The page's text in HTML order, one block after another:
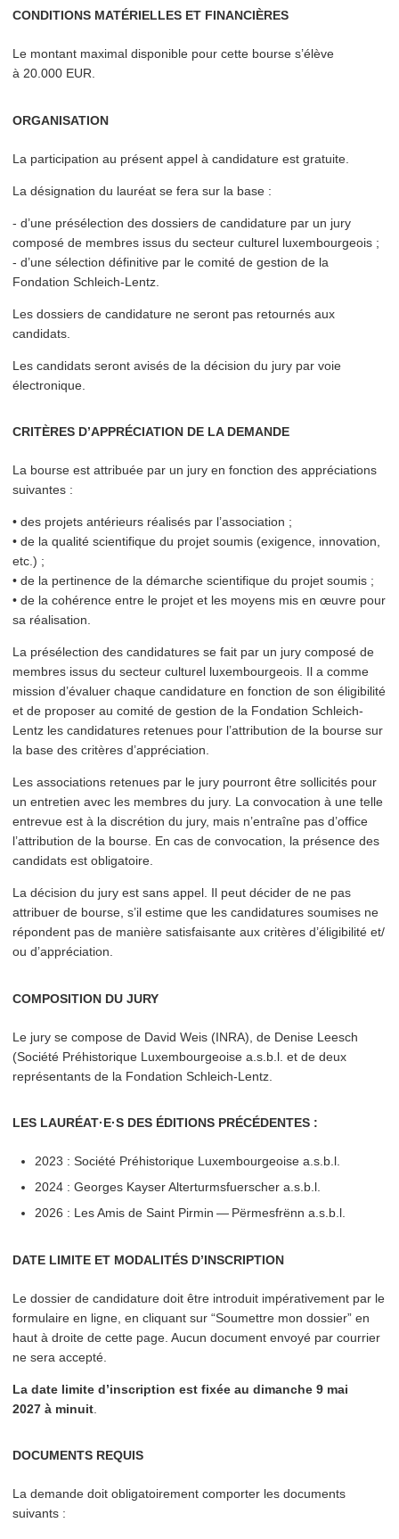
CONDITIONS MATÉRIELLES ET FINANCIÈRES
Le montant maximal disponible pour cette bourse s’élève
à 20.000 EUR.
ORGANISATION
La par­tic­i­pa­tion au présent appel à candidature est gratuite.
La désignation du lauréat se fera sur la base :
- d’une présélec­tion des dossiers de candidature par un jury
composé de membres issus du secteur culturel lux­em­bour­geois ;
- d’une sélection définitive par le comité de gestion de la
Fondation Schleich-Lentz.
Les dossiers de candidature ne seront pas retournés aux
candidats.
Les candidats seront avisés de la décision du jury par voie
électronique.
CRITÈRES D’APPRÉCIATION DE LA DEMANDE
La bourse est attribuée par un jury en fonction des appréciations
suivantes :
• des projets antérieurs réalisés par l’as­so­ci­a­tion ;
• de la qualité sci­en­tifique du projet soumis (exigence, innovation,
etc.) ;
• de la pertinence de la démarche sci­en­tifique du projet soumis ;
• de la cohérence entre le projet et les moyens mis en œuvre pour
sa réalisation.
La présélec­tion des can­di­da­tures se fait par un jury composé de
membres issus du secteur culturel lux­em­bour­geois. Il a comme
mission d’évaluer chaque candidature en fonction de son éligibilité
et de proposer au comité de gestion de la Fondation Schleich-
Lentz les can­di­da­tures retenues pour l’at­tri­bu­tion de la bourse sur
la base des critères d’appréciation.
Les asso­ci­a­tions retenues par le jury pourront être sollicités pour
un entretien avec les membres du jury. La convocation à une telle
entrevue est à la discrétion du jury, mais n’entraîne pas d’office
l’at­tri­bu­tion de la bourse. En cas de convocation, la présence des
candidats est obligatoire.
La décision du jury est sans appel. Il peut décider de ne pas
attribuer de bourse, s’il estime que les can­di­da­tures soumises ne
répondent pas de manière sat­is­faisante aux critères d’éli­gi­bil­ité et/​
ou d’appréciation.
COMPOSITION DU JURY
Le jury se compose de David Weis (INRA), de Denise Leesch
(Société Préhis­torique Lux­em­bour­geoise a.s.b.l. et de deux
représen­tants de la Fondation Schleich-Lentz.
LES LAURÉAT·E·S DES ÉDITIONS PRÉCÉDENTES :
2023 : Société Préhis­torique Lux­em­bour­geoise a.s.b.l.
2024 : Georges Kayser Alter­turms­fuer­sch­er a.s.b.l.
2026 : Les Amis de Saint Pirmin — Përmesfrënn a.s.b.l.
DATE LIMITE ET MODALITÉS D’INSCRIPTION
Le dossier de candidature doit être introduit impéra­tive­ment par le
formulaire en ligne, en cliquant sur “Soumettre mon dossier” en
haut à droite de cette page. Aucun document envoyé par courrier
ne sera accepté.
La date limite d’in­scrip­tion est fixée au dimanche 9 mai
2027 à minuit
DOCUMENTS REQUIS
La demande doit oblig­a­toire­ment comporter les documents
suivants :